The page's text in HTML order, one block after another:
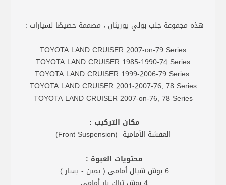
هذه مجموعة جلب بولي يوريثان ، مصممة خصيصًا لسيارات :
TOYOTA LAND CRUISER 2007-on-79 Series
TOYOTA LAND CRUISER 1985-1990-74 Series
TOYOTA LAND CRUISER 1999-2006-79 Series
TOYOTA LAND CRUISER 2001-2007-76, 78 Series
TOYOTA LAND CRUISER 2007-on-76, 78 Series
مكان التركيب :
العفشة الأمامية (Front Suspension)
محتويات العبوة :
6 بوش شيال أمامي ( يمين - يسار )